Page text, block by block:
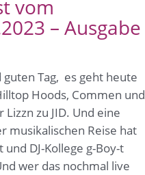
vom
– Ausgabe
guten Tag, es geht heute
Hoods, Commen und
Lizzn zu JID. Und eine
musikalischen Reise hat
und DJ-Kollege g-Boy-t
wer das nochmal live